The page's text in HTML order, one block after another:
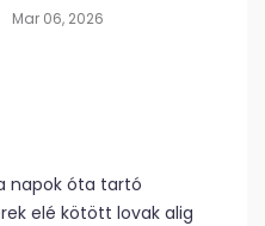
Mar 06, 2026
napok óta tartó
elé kötött lovak alig